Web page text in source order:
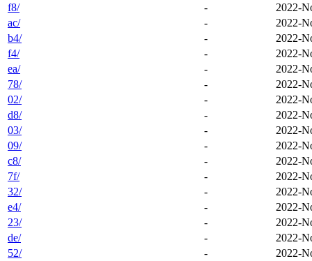
f8/
-
2022-
ac/
-
2022-
b4/
-
2022-
f4/
-
2022-
ea/
-
2022-
78/
-
2022-
02/
-
2022-
d8/
-
2022-
03/
-
2022-
09/
-
2022-
c8/
-
2022-
7f/
-
2022-
32/
-
2022-
e4/
-
2022-
23/
-
2022-
de/
-
2022-
52/
-
2022-